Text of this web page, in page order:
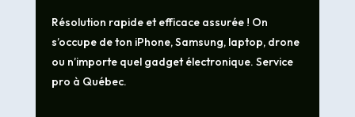
Résolution rapide et efficace assurée ! On
s’occupe de ton iPhone, Samsung, laptop, drone
ou n’importe quel gadget électronique. Service
pro à Québec.